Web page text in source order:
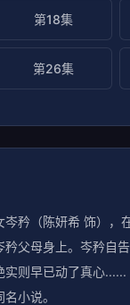
第18集
第26集
矜（陈妍希 饰），
父母身上。岑矜自
实则早已动了真心......
小说。